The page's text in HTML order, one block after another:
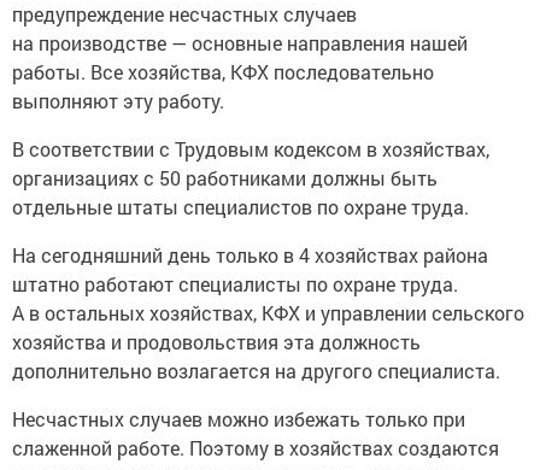
предупреждение несчастных случаев
на производстве — основные направления нашей
работы. Все хозяйства, КФХ последовательно
выполняют эту работу.
В соответствии с Трудовым кодексом в хозяйствах,
организациях с 50 работниками должны быть
отдельные штаты специалистов по охране труда.
На сегодняшний день только в 4 хозяйствах района
штатно работают специалисты по охране труда.
А в остальных хозяйствах, КФХ и управлении сельского
хозяйства и продовольствия эта должность
дополнительно возлагается на другого специалиста.
Несчастных случаев можно избежать только при
слаженной работе. Поэтому в хозяйствах создаются